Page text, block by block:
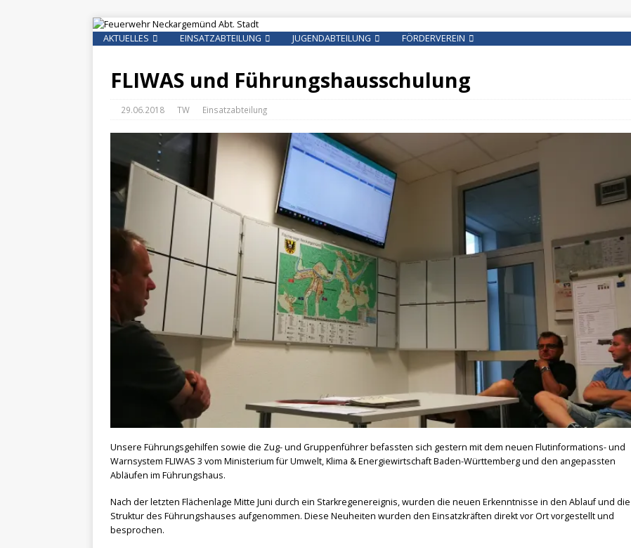
AKTUELLES EINSATZABTEILUNG JUGENDABTEILUNG FÖRDERVEREIN
FLIWAS und Führungshausschulung
29.06.2018 TW Einsatzabteilung
Unsere Führungsgehilfen sowie die Zug- und Gruppenführer befassten sich gestern mit dem neuen Flutinformations- und
Warnsystem FLIWAS 3 vom Ministerium für Umwelt, Klima & Energiewirtschaft Baden-Württemberg und den angepassten
Abläufen im Führungshaus.
Nach der letzten Flächenlage Mitte Juni durch ein Starkregenereignis, wurden die neuen Erkenntnisse in den Ablauf und die
Struktur des Führungshauses aufgenommen. Diese Neuheiten wurden den Einsatzkräften direkt vor Ort vorgestellt und
besprochen.